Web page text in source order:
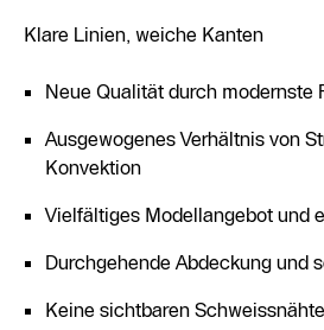
Klare Linien, weiche Kanten
Neue Qualität durch modernste
Ausgewogenes Verhältnis von
Konvektion
Vielfältiges Modellangebot und
Durchgehende Abdeckung und
Keine sichtbaren Schweissnähte